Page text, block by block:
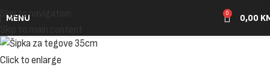
Skip to navigation
MENU 0 0,00
Click to enlarge